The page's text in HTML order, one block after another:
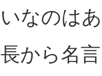
なのは
から名